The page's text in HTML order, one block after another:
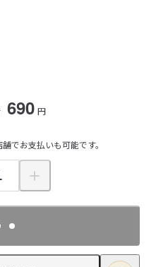
690 円
でお支払いも可能です。